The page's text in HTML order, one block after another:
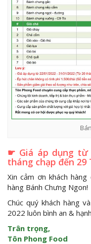
☛ Giá áp dụng từ
tháng chạp đến 29
Xin cảm ơn khách
hàng Bánh Chưng Ngon!
Chúc quý khách hàng
2022 luôn bình an &
Trân trọng,
Tôn Phong Food